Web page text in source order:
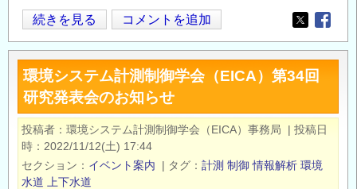
フ
ラ
の
体
力
診
断』
の
東
京
都
立
大
学
都
市
環
続きを見る コメントを追加
Opens in
環境システム計測制御学会（EICA）第34回
研究発表会のお知らせ
投稿者 環境システム計測制御学会（EICA）事務局 | 投稿日
時
2022/11/12(土) 17:44
セクション
イベント案内 | タグ 計測 制御 情報解析 環境
水道
上下水道